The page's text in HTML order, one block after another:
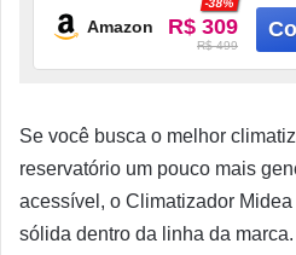
Amazon
R$ 309
-38%
R$ 499
Se você busca o melhor
reservatório um pouco mais
acessível, o Climatizador
sólida dentro da linha da